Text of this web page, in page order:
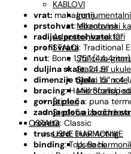
KABLOVI
Mikrofonski
Adapteri, konektori
STALCI
Stalci za
Stalci za
Stalci za note
Mikrofonski
Štimeri
Sredstva za
OSTALO
USNE HARMONIKE
Usne
vrat: mahagonij
prstohvat: ebanovina
radijus prstohvata: 12″
profil vrata: Traditional
nut: Bone 1.75″ (44.4mm)
duljina skale: 24.9″
dimenzije tijela: 15″ x 4
bracing: Hand
gornja ploča: puna
zadnja ploča i bočne
rozeta: Classic
truss rod: Dual Acting
binding: Top, Back